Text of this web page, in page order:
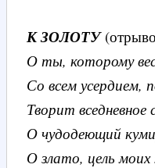
К ЗОЛОТУ
О ты, которому
Со всем усердием,
Творит вседневное
О чудодеющий
О злато, цель